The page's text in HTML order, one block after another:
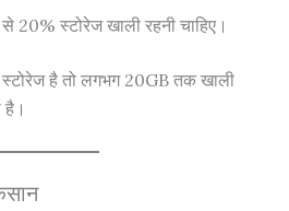
स्टोरेज खाली रहनी चाहिए।
है तो लगभग 20GB तक खाली
है।